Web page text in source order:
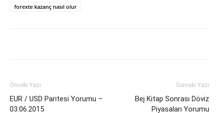
forexte kazanç nasıl olur
Önceki Yazı
EUR / USD Paritesi Yorumu –
03.06.2015
Sonraki Yazı
Bej Kitap Sonrası Döviz
Piyasaları Yorumu